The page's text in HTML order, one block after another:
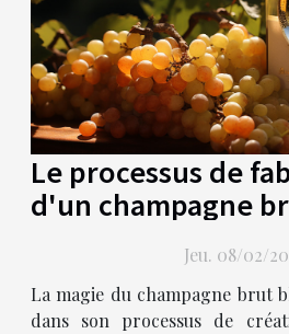
Le processus de
d'un champagne
Jeu. 08/02/
La magie du champagne brut
dans son processus de